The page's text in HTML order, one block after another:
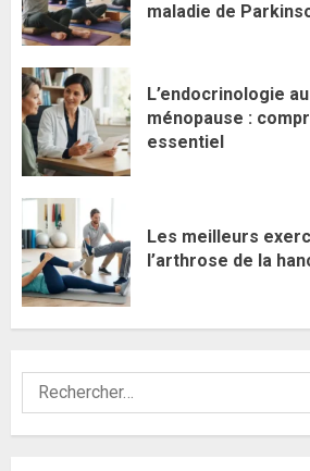
maladie de
L’endocrinologie
ménopause :
essentiel
Les meilleurs
l’arthrose de la
Rechercher :